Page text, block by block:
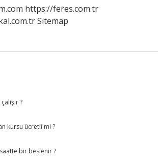
https://feres.com.tr
Sitemap
?
kursu ücretli mi ?
bir beslenir ?